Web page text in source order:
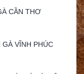
CẦN THƠ
VĨNH PHÚC